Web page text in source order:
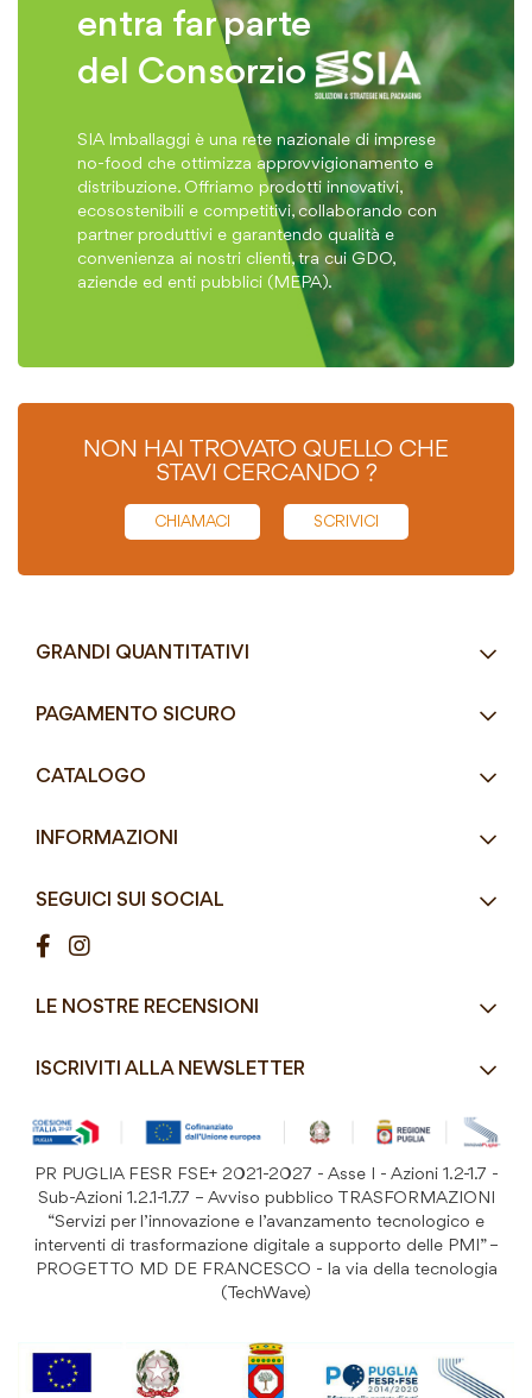
entra far parte
del Consorzio
SIA Imballaggi è una rete nazionale di imprese
no-food che ottimizza approvvigionamento e
distribuzione. Offriamo prodotti innovativi,
ecosostenibili e competitivi, collaborando con
partner produttivi e garantendo qualità e
convenienza ai nostri clienti, tra cui GDO,
aziende ed enti pubblici (MEPA).
NON HAI TROVATO QUELLO CHE
STAVI CERCANDO ?
CHIAMACI SCRIVICI
GRANDI QUANTITATIVI
RICHIEDI UN PREVENTIVO
Email info@mddefrancesco.it
8:30 - 12:30 / 15:00 - 19:00
PAGAMENTO SICURO
CATALOGO
Street Food e Take
Pizzerie e Panifici
Ristorazione
Detergenza e Attrezzatura
Festività
Prodotti Riutilizzabili
INFORMAZIONI
Condizioni di vendita
Costi di Spedizione
SEGUICI SUI SOCIAL
LE NOSTRE RECENSIONI
ISCRIVITI ALLA NEWSLETTER
alla
Newsletter:
ISCRIVITI
PR PUGLIA FESR FSE+ 2021-2027 - Asse I - Azioni 1.2-1.7 -
Sub-Azioni 1.2.1-1.7.7 – Avviso pubblico TRASFORMAZIONI
“Servizi per l’innovazione e l’avanzamento tecnologico e
interventi di trasformazione digitale a supporto delle PMI” –
PROGETTO MD DE FRANCESCO - la via della tecnologia
(TechWave)